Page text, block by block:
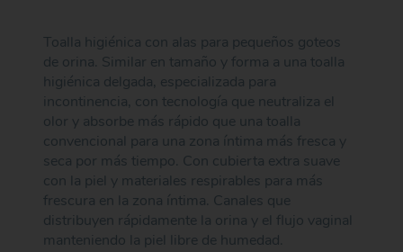
Toalla higiénica con alas para pequeños goteos
de orina. Similar en tamaño y forma a una toalla
higiénica delgada, especializada para
incontinencia, con tecnología que neutraliza el
olor y absorbe más rápido que una toalla
convencional para una zona íntima más fresca y
seca por más tiempo. Con cubierta extra suave
con la piel y materiales respirables para más
frescura en la zona íntima. Canales que
distribuyen rápidamente la orina y el flujo vaginal
manteniendo la piel libre de humedad.